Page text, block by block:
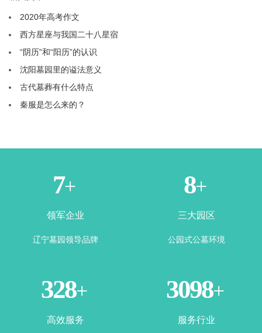
2020年高考作文
西方星座与我国二十八星宿
“阴历”和“阳历”的认识
沈阳墓园里的谥法意义
古代墓葬有什么特点
秦服是怎么来的？
1+
领军企业
辽宁墓园领导品牌
3+
三大园区
公园式公墓环境
365+
高效服务
3500+
服务行业